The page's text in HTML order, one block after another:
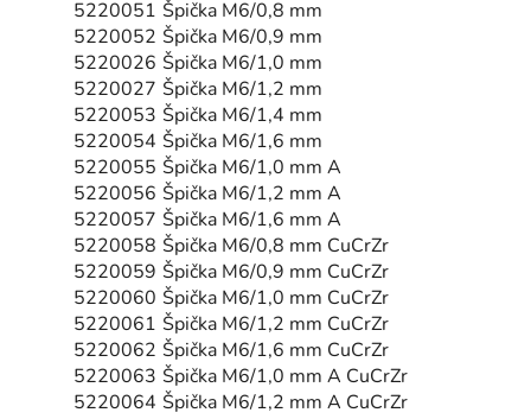
5220051 Špička M6/0,8 mm
5220052 Špička M6/0,9 mm
5220026 Špička M6/1,0 mm
5220027 Špička M6/1,2 mm
5220053 Špička M6/1,4 mm
5220054 Špička M6/1,6 mm
5220055 Špička M6/1,0 mm A
5220056 Špička M6/1,2 mm A
5220057 Špička M6/1,6 mm A
5220058 Špička M6/0,8 mm CuCrZr
5220059 Špička M6/0,9 mm CuCrZr
5220060 Špička M6/1,0 mm CuCrZr
5220061 Špička M6/1,2 mm CuCrZr
5220062 Špička M6/1,6 mm CuCrZr
5220063 Špička M6/1,0 mm A CuCrZr
5220064 Špička M6/1,2 mm A CuCrZr